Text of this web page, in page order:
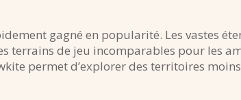
gagné en popularité. Les vastes
terrains de jeu incomparables pour les
permet d’explorer des territoires